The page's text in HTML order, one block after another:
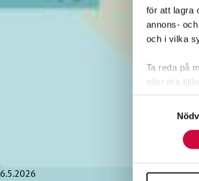
för att lagra
annons-
och i vilka
Ta reda på
eller dra
Vi
sociala
till de
6.5.2026